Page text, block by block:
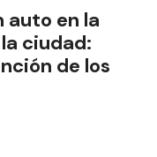
auto en la
ciudad:
de los